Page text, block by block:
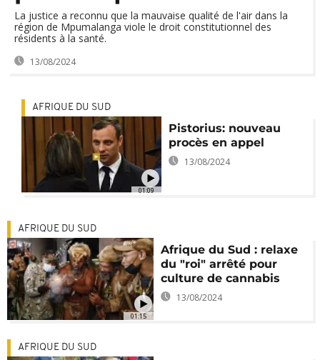
La justice a reconnu que la mauvaise qualité de l'air dans la
région de Mpumalanga viole le droit constitutionnel des
résidents à la santé.
13/08/2024
01:09
AFRIQUE DU SUD
Pistorius: nouveau
procès en appel
13/08/2024
01:15
AFRIQUE DU SUD
Afrique du Sud : relaxe
du "roi" arrêté pour
culture de cannabis
13/08/2024
AFRIQUE DU SUD